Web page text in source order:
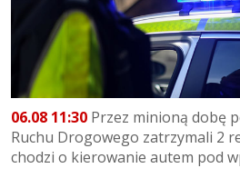
06.08 11:30 Przez minioną dobę
Ruchu Drogowego zatrzymali 2
chodzi o kierowanie autem pod